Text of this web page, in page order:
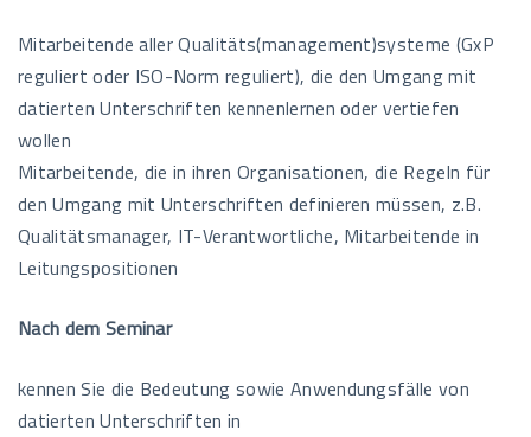
Mitarbeitende aller Qualitäts(management)systeme (GxP
reguliert oder ISO-Norm reguliert), die den Umgang mit
datierten Unterschriften kennenlernen oder vertiefen
wollen
Mitarbeitende, die in ihren Organisationen, die Regeln für
den Umgang mit Unterschriften definieren müssen, z.B.
Qualitätsmanager, IT-Verantwortliche, Mitarbeitende in
Leitungspositionen
Nach dem Seminar
kennen Sie die Bedeutung sowie Anwendungsfälle von
datierten Unterschriften in